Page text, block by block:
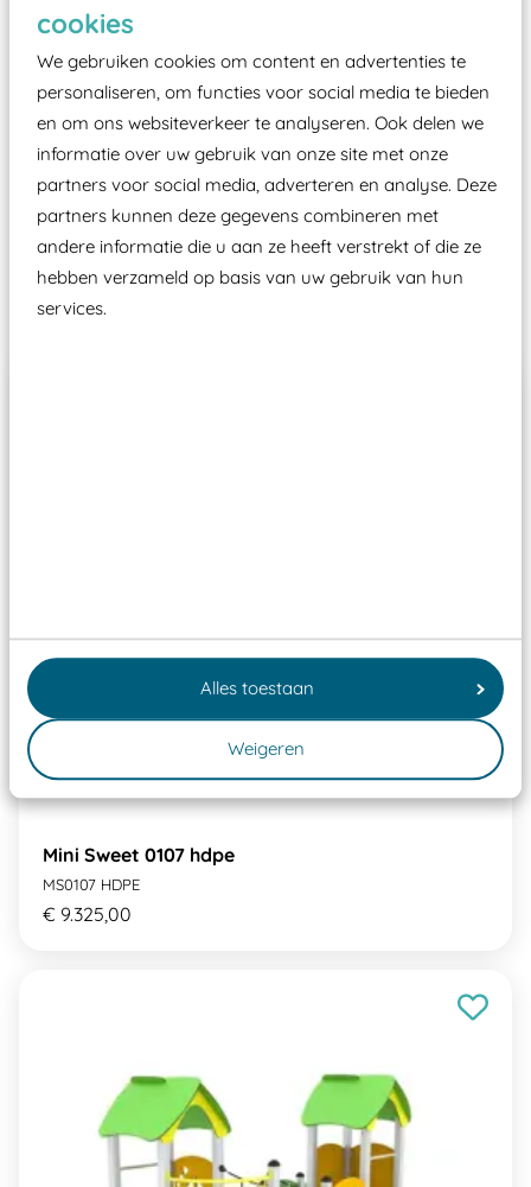
cookies
We gebruiken cookies om content en advertenties te
personaliseren, om functies voor social media te bieden
en om ons websiteverkeer te analyseren. Ook delen we
informatie over uw gebruik van onze site met onze
partners voor social media, adverteren en analyse. Deze
partners kunnen deze gegevens combineren met
andere informatie die u aan ze heeft verstrekt of die ze
hebben verzameld op basis van uw gebruik van hun
services.
Alles toestaan
Weigeren
moet zijn van een typekeuring, -plaatje en
certificering, uitgegeven door een Nederlands
aangewezen keuringsinstantie?
Wij ook speeltoestellen kunnen laten keuren zodat
ze toch binnen het Warenwetbesluit Attractie- en
Speeltoestellen vallen?
Past er goed bij
Mini Sweet 0107 hdpe
MS0107 HDPE
€ 9.325,00